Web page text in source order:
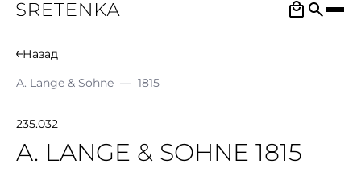
Назад
A. Lange & Sohne — 1815
235.032
A. LANGE & SOHNE 1815